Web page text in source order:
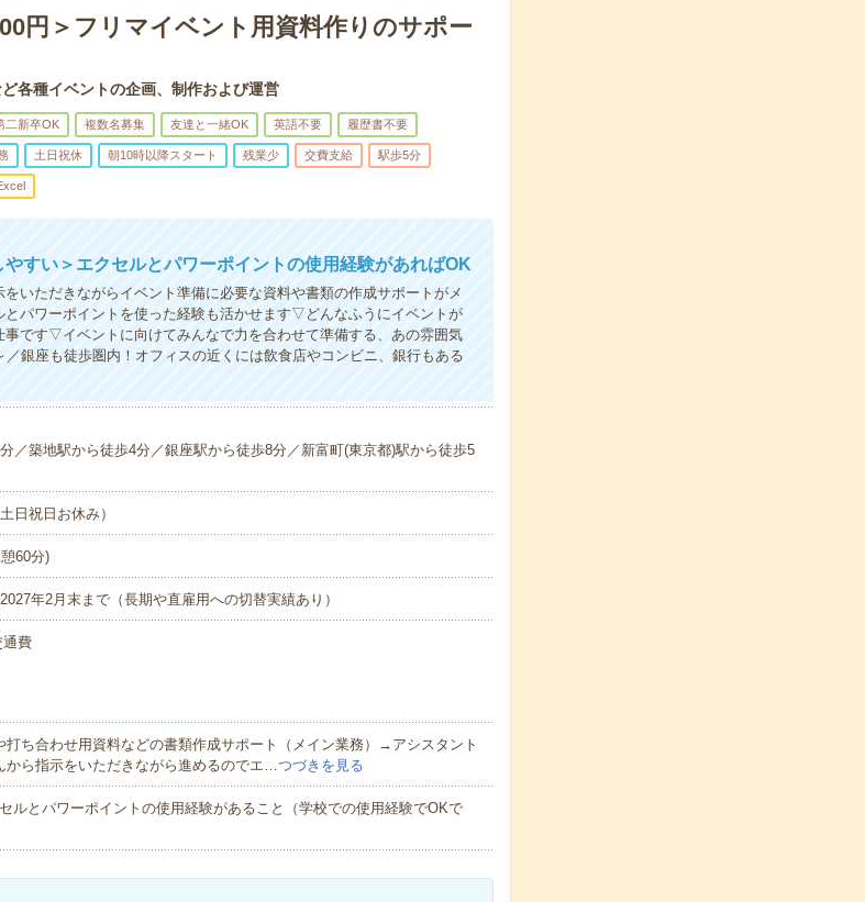
円＞フリマイベント用資料作りのサポー
各種イベントの企画、制作および運営
二新卒OK 複数名募集 友達と一緒OK 英語不要 履歴書不要
土日祝休 朝10時以降スタート 残業少 交費支給 駅歩5分
やすい＞エクセルとパワーポイントの使用経験があればOK
いただきながらイベント準備に必要な資料や書類の作成サポートがメ
とパワーポイントを使った経験も活かせます▽どんなふうにイベントが
です▽イベントに向けてみんなで力を合わせて準備する、あの雰囲気
銀座も徒歩圏内！オフィスの近くには飲食店やコンビニ、銀行もある
／築地駅から徒歩4分／銀座駅から徒歩8分／新富町(東京都)駅から徒歩5
日祝日お休み）
60分)
年2月末まで（長期や直雇用への切替実績あり）
通費
打ち合わせ用資料などの書類作成サポート（メイン業務）→アシスタント
から指示をいただきながら進めるのでエ…つづきを見る
ルとパワーポイントの使用経験があること（学校での使用経験でOKで